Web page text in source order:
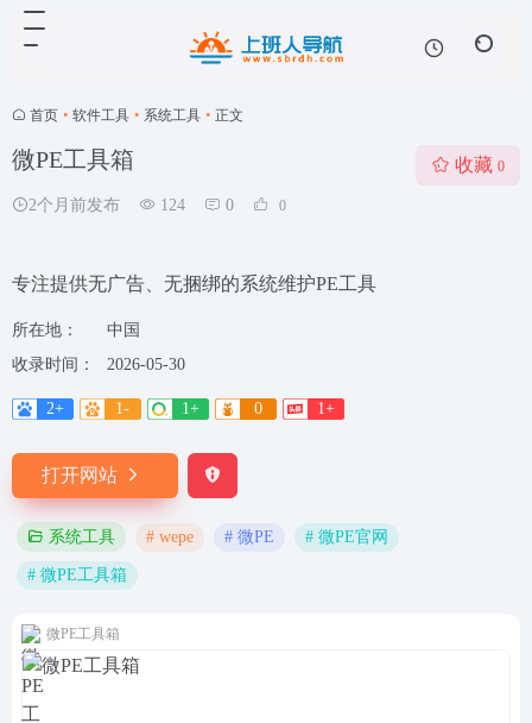
首页 • 软件工具 • 系统工具 • 正文
微PE工具箱
2个月前发布 124 0 0
收藏 0
专注提供无广告、无捆绑的系统维护PE工具
所在地：
中国
收录时间：
2026-05-30
2+ 1- 1+ 0 1+
打开网站
系统工具 # wepe # 微PE # 微PE官网
# 微PE工具箱
微PE工具箱